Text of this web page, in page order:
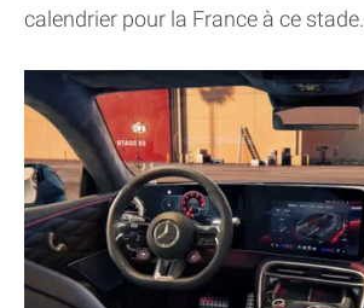
calendrier pour la France à ce stade.